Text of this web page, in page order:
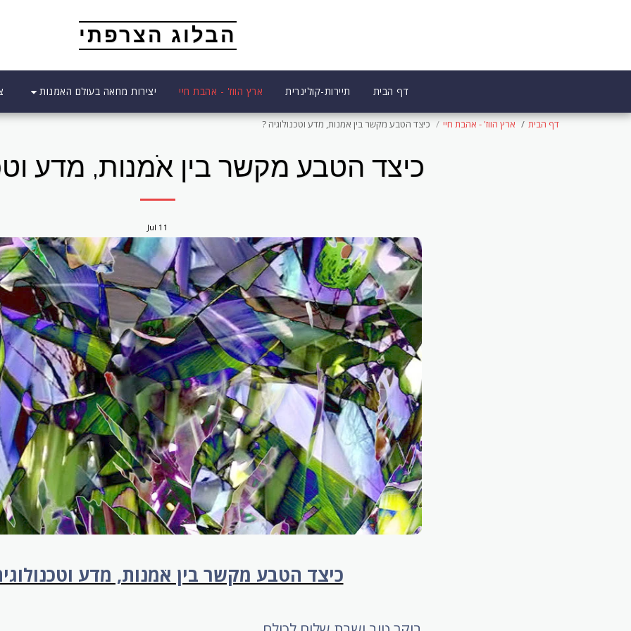
הבלוג הצרפתי
דף הבית תיירות-קולינרית ארץ הווז' - אהבת חיי יצירות מחאה בעולם האמנות
דף הבית ארץ הווז' - אהבת חיי כיצד הטבע מקשר בין אֹמנות, מדע וטכנולוגיה ?
כיצד הטבע מקשר בין אֹמנות, מדע
11
Jul
כיצד הטבע מקשר בין אֹמנות, מדע